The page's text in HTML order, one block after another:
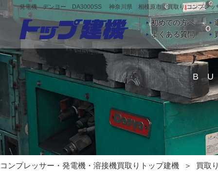
発電機 デンヨー DA3000SS 神奈川県 相模原市 買取り コンプレッサ
初めての方へ
よくある質問
コンプレッサー・発電機・溶接機買取りトップ建機 買取